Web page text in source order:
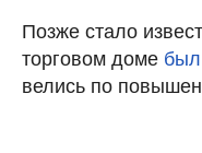
Позже стало
торговом доме был
велись по